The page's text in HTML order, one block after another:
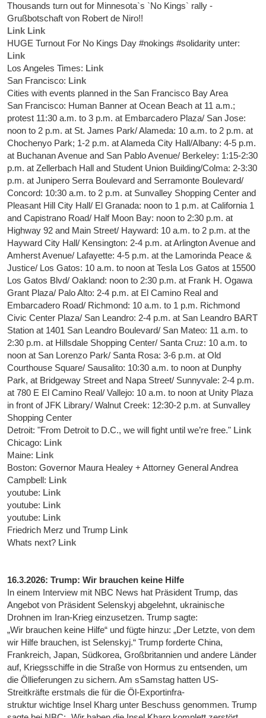
Thousands turn out for Minnesota`s `No Kings` rally -
Grußbotschaft von Robert de Niro!!
Link Link
HUGE Turnout For No Kings Day #nokings #solidarity unter:
Link
Los Angeles Times: Link
San Francisco: Link
Cities with events planned in the San Francisco Bay Area
San Francisco: Human Banner at Ocean Beach at 11 a.m.;
protest 11:30 a.m. to 3 p.m. at Embarcadero Plaza/ San Jose:
noon to 2 p.m. at St. James Park/ Alameda: 10 a.m. to 2 p.m. at
Chochenyo Park; 1-2 p.m. at Alameda City Hall/Albany: 4-5 p.m.
at Buchanan Avenue and San Pablo Avenue/ Berkeley: 1:15-2:30
p.m. at Zellerbach Hall and Student Union Building/Colma: 2-3:30
p.m. at Junipero Serra Boulevard and Serramonte Boulevard/
Concord: 10:30 a.m. to 2 p.m. at Sunvalley Shopping Center and
Pleasant Hill City Hall/ El Granada: noon to 1 p.m. at California 1
and Capistrano Road/ Half Moon Bay: noon to 2:30 p.m. at
Highway 92 and Main Street/ Hayward: 10 a.m. to 2 p.m. at the
Hayward City Hall/ Kensington: 2-4 p.m. at Arlington Avenue and
Amherst Avenue/ Lafayette: 4-5 p.m. at the Lamorinda Peace &
Justice/ Los Gatos: 10 a.m. to noon at Tesla Los Gatos at 15500
Los Gatos Blvd/ Oakland: noon to 2:30 p.m. at Frank H. Ogawa
Grant Plaza/ Palo Alto: 2-4 p.m. at El Camino Real and
Embarcadero Road/ Richmond: 10 a.m. to 1 p.m. Richmond
Civic Center Plaza/ San Leandro: 2-4 p.m. at San Leandro BART
Station at 1401 San Leandro Boulevard/ San Mateo: 11 a.m. to
2:30 p.m. at Hillsdale Shopping Center/ Santa Cruz: 10 a.m. to
noon at San Lorenzo Park/ Santa Rosa: 3-6 p.m. at Old
Courthouse Square/ Sausalito: 10:30 a.m. to noon at Dunphy
Park, at Bridgeway Street and Napa Street/ Sunnyvale: 2-4 p.m.
at 780 E El Camino Real/ Vallejo: 10 a.m. to noon at Unity Plaza
in front of JFK Library/ Walnut Creek: 12:30-2 p.m. at Sunvalley
Shopping Center
Detroit: "From Detroit to D.C., we will fight until we’re free." Link
Chicago: Link
Maine: Link
Boston: Governor Maura Healey + Attorney General Andrea
Campbell: Link
youtube: Link
youtube: Link
youtube: Link
Friedrich Merz und Trump Link
Whats next? Link
16.3.2026: Trump: Wir brauchen keine Hilfe
In einem Interview mit NBC News hat Präsident Trump, das
Angebot von Präsident Selenskyj abgelehnt, ukrainische
Drohnen im Iran-Krieg einzusetzen. Trump sagte:
„Wir brauchen keine Hilfe“ und fügte hinzu: „Der Letzte, von dem
wir Hilfe brauchen, ist Selenskyj.“ Trump forderte China,
Frankreich, Japan, Südkorea, Großbritannien und andere Länder
auf, Kriegsschiffe in die Straße von Hormus zu entsenden, um
die Öllieferungen zu sichern. Am sSamstag hatten US-
Streitkräfte erstmals die für die Öl-Exportinfra-
struktur wichtige Insel Kharg unter Beschuss genommen. Trump